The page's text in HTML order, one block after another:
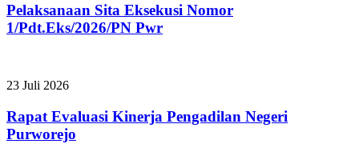
Pelaksanaan Sita Eksekusi Nomor
1/Pdt.Eks/2026/PN Pwr
23 Juli 2026
Rapat Evaluasi Kinerja Pengadilan Negeri
Purworejo